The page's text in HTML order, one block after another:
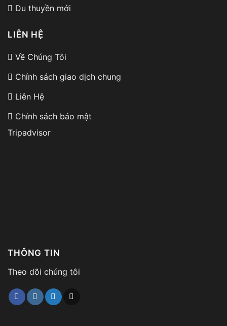
Du thuyền mới
LIÊN HỆ
Về Chúng Tôi
Chính sách giao dịch chung
Liên Hệ
Chính sách bảo mật
Tripadvisor
THÔNG TIN
Theo dõi chúng tôi